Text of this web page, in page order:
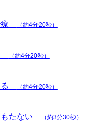
療 （約4分20秒）
（約4分20秒）
る （約4分20秒）
もたない （約3分30秒）